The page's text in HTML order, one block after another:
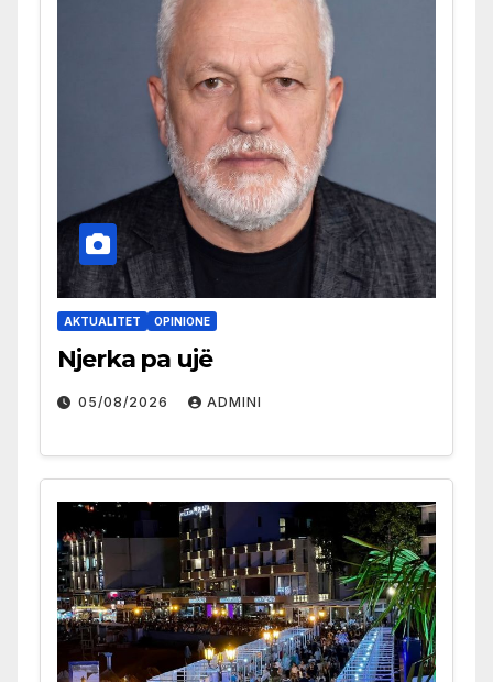
AKTUALITET OPINIONE
Njerka pa ujë
05/08/2026 ADMINI